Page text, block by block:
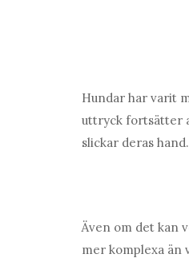
Hundar har varit
uttryck fortsätter
slickar deras hand.
Även om det kan
mer komplexa än